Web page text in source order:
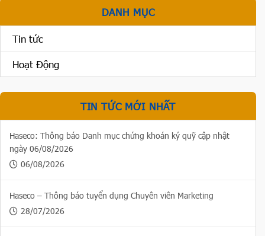
DANH MỤC
Tin tức
Hoạt Động
TIN TỨC MỚI NHẤT
Haseco: Thông báo Danh mục chứng khoán ký quỹ cập nhật
ngày 06/08/2026
06/08/2026
Haseco – Thông báo tuyển dụng Chuyên viên Marketing
28/07/2026